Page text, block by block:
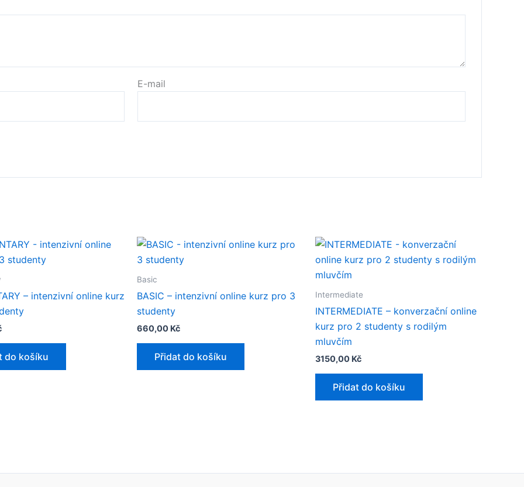
E-mail
– intenzivní online kurz
do košíku
Basic
BASIC – intenzivní online kurz pro 3
studenty​
660,00 Kč
Přidat do košíku
Intermediate
INTERMEDIATE – konverzační online
kurz pro 2 studenty s rodilým
mluvčím​
3150,00 Kč
Přidat do košíku